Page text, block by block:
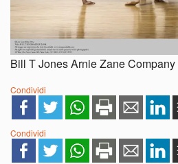
Bill T Jones Arnie Zane Company
Condividi
Condividi